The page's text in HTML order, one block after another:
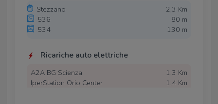
fasi della compravendita e
valutazioni gratuite del
proprio immobile.
Inoltre la collaborazione con il
ci
informativo per l'erogazione dei mutui bancari.
Stezzano
2,3 Km
536
80 m
534
130 m
Ricariche auto elettriche
A2A BG Scienza
1,3 Km
IperStation Orio Center
1,4 Km